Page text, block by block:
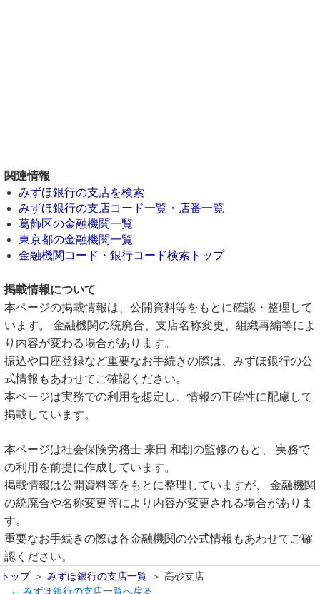
関連情報
みずほ銀行の支店を検索
みずほ銀行の支店コード一覧・店番一覧
葛飾区の金融機関一覧
東京都の金融機関一覧
金融機関コード・銀行コード検索トップ
掲載情報について
本ページの掲載情報は、公開資料等をもとに確認・整理して
います。 金融機関の統廃合、支店名称変更、組織再編等によ
り内容が変わる場合があります。
振込や口座登録など重要なお手続きの際は、みずほ銀行の公
式情報もあわせてご確認ください。
本ページは実務での利用を想定し、情報の正確性に配慮して
掲載しています。
本ページは社会保険労務士 来田 和朝の監修のもと、 実務で
の利用を前提に作成しています。
掲載情報は公開資料等をもとに整理していますが、 金融機関
の統廃合や名称変更等により内容が変更される場合がありま
す。
重要なお手続きの際は各金融機関の公式情報もあわせてご確
認ください。
トップ みずほ銀行の支店一覧
高砂支店
← みずほ銀行の支店一覧へ戻る